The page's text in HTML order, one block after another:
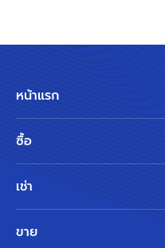
หน้าแรก
ซื้อ
เช่า
ขาย